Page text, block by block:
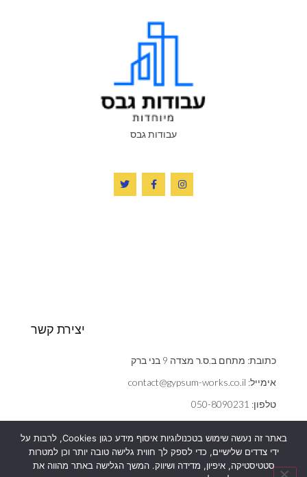
עבודות גבס
יצירת קשר
כתובת: מתחם ב.ס.ר מצדה 9 בני ברק
אימייל: contact@gypsum-works.co.il
טלפון: 050-8090231
הצהרת נגישות
מדיניות פרטיות
באתר זה נעשה שימוש בטכנולוגיות איסוף מידע כגון Cookies, לרבות על
ידי צדדים שלישיים, כדי לספק לך חווית גלישה טובה יותר וכן למטרות
סטטיסטיקה, איפיון, מדידה ושיווק. המשך הגלישה באתר מהווה את
אנחנו משתמשים בעוגיות (cookies) כדי לשפר את חוויית הגלישה,
להציג הצעות ומודעות מותאמות ועוד כמפורט